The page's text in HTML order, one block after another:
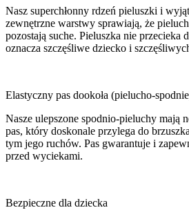
Nasz superchłonny rdzeń pieluszki i
zewnętrzne warstwy sprawiają, że
pozostają suche. Pieluszka nie przecieka
oznacza szczęśliwe dziecko i
Elastyczny pas dookoła (pielucho-
Nasze ulepszone spodnio-pieluchy mają
pas, który doskonale przylega do
tym jego ruchów. Pas gwarantuje i
przed wyciekami.
Bezpieczne dla dziecka